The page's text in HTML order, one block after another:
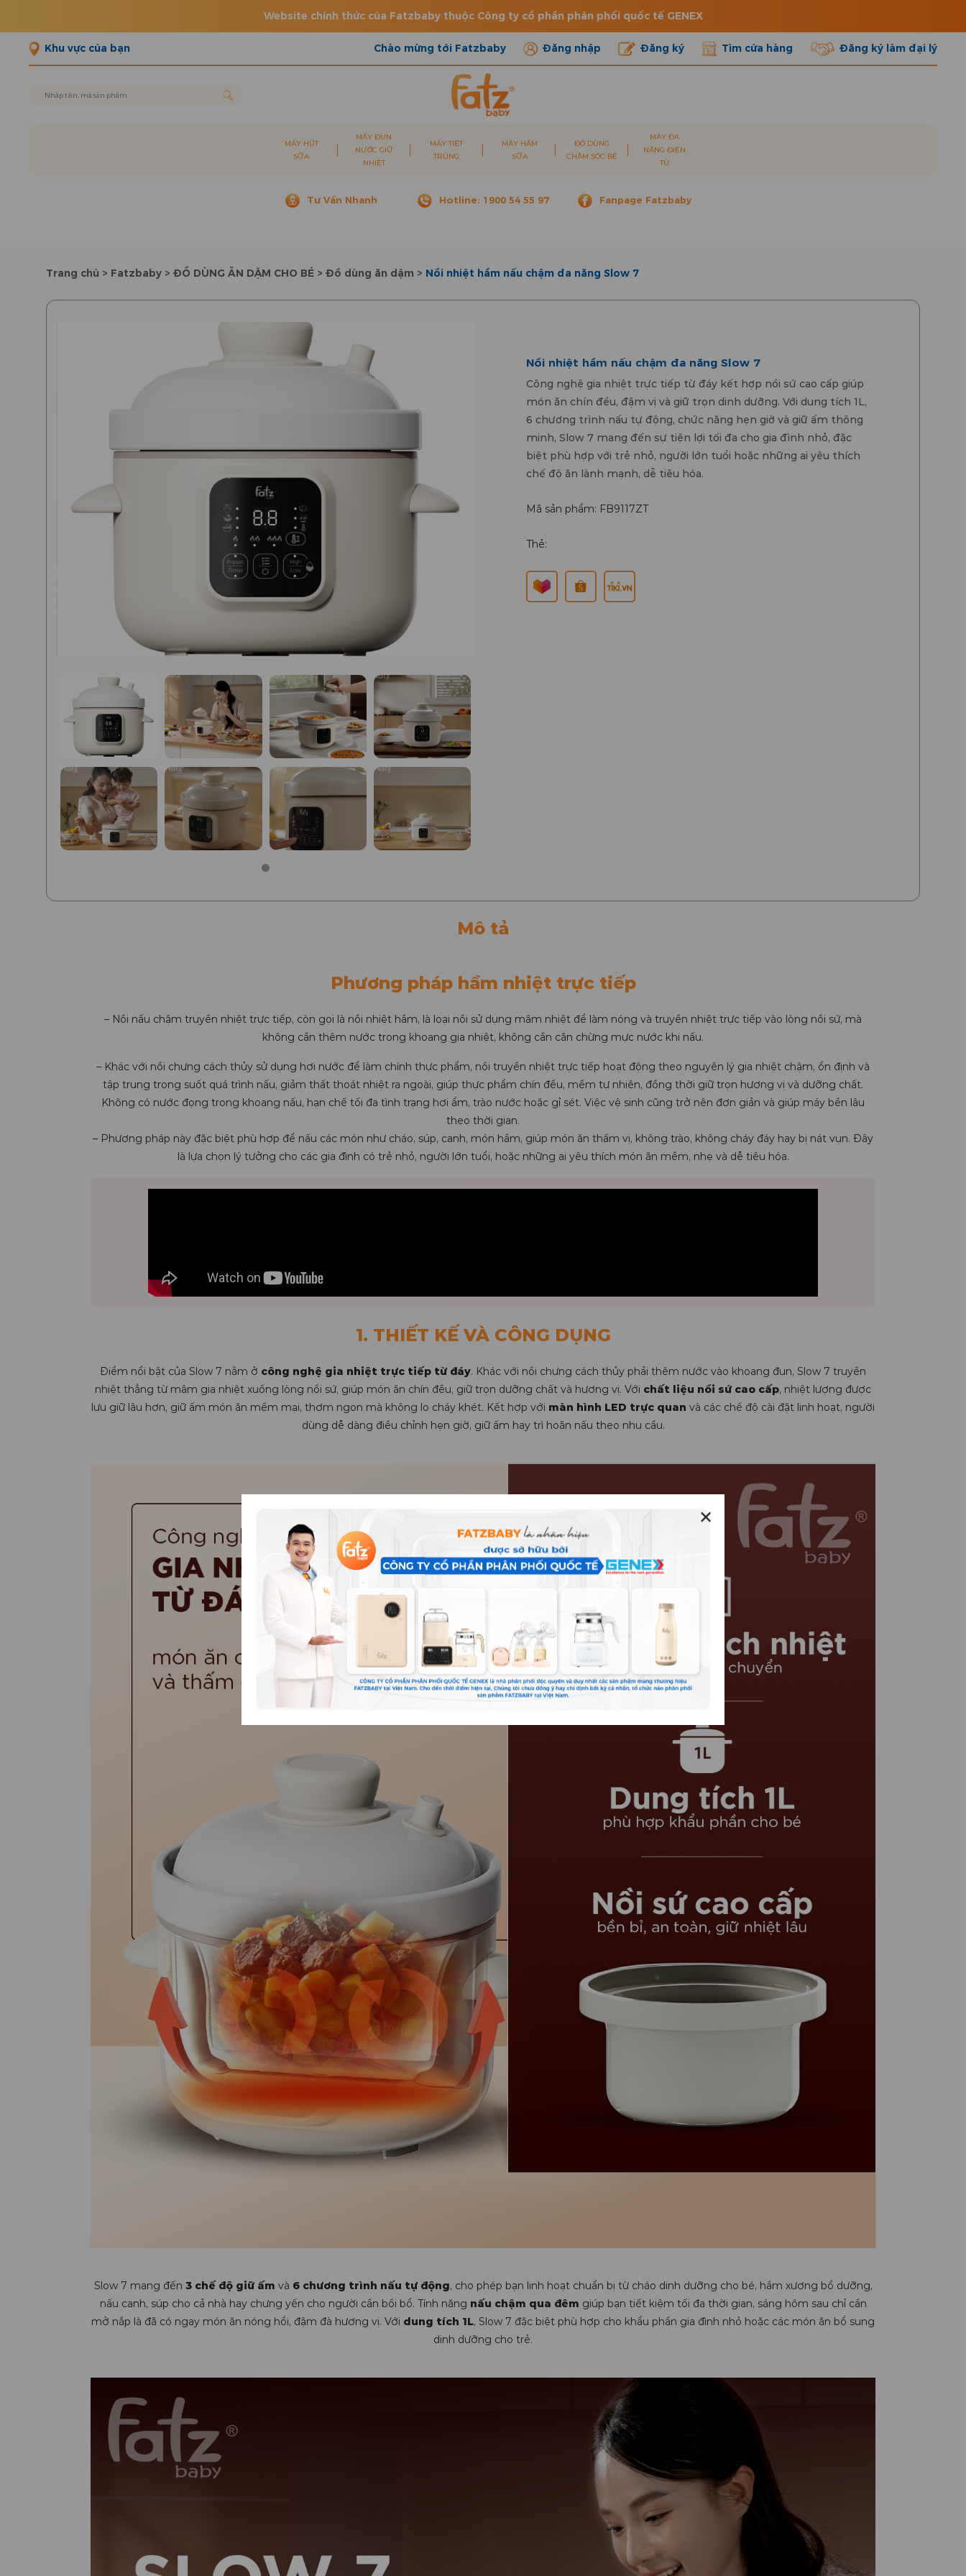
Website chính thức của Fatzbaby thuộc Công ty cổ phần phân phối quốc tế GENEX
Khu vực của bạn Chào mừng tới Fatzbaby Đăng nhập Đăng ký Tìm cửa hàng Đăng ký làm đại lý
MÁY HÚT
SỮA
MÁY ĐUN
NƯỚC GIỮ
NHIỆT
MÁY TIỆT
TRÙNG
MÁY HÂM
SỮA
ĐỒ DÙNG
CHĂM SÓC BÉ
MÁY ĐA
NĂNG ĐIỆN
TỬ
Tư Vấn Nhanh Hotline: 1900 54 55 97 Fanpage Fatzbaby
✕
Trang chủ > Fatzbaby > ĐỒ DÙNG ĂN DẶM CHO BÉ > Đồ dùng ăn dặm > Nồi nhiệt hầm nấu chậm đa năng Slow 7
Nồi nhiệt hầm nấu chậm đa năng Slow 7
Công nghệ gia nhiệt trực tiếp từ đáy kết hợp nồi sứ cao cấp giúp
món ăn chín đều, đậm vị và giữ trọn dinh dưỡng. Với dung tích 1L,
6 chương trình nấu tự động, chức năng hẹn giờ và giữ ấm thông
minh, Slow 7 mang đến sự tiện lợi tối đa cho gia đình nhỏ, đặc
biệt phù hợp với trẻ nhỏ, người lớn tuổi hoặc những ai yêu thích
chế độ ăn lành mạnh, dễ tiêu hóa.
Mã sản phẩm: FB9117ZT
Thẻ:
Mô tả
Phương pháp hầm nhiệt trực tiếp
– Nồi nấu chậm truyền nhiệt trực tiếp, còn gọi là nồi nhiệt hầm, là loại nồi sử dụng mâm nhiệt để làm nóng và truyền nhiệt trực tiếp vào lòng nồi sứ, mà
không cần thêm nước trong khoang gia nhiệt, không cần căn chừng mực nước khi nấu.
– Khác với nồi chưng cách thủy sử dụng hơi nước để làm chính thực phẩm, nồi truyền nhiệt trực tiếp hoạt động theo nguyên lý gia nhiệt chậm, ổn định và
tập trung trong suốt quá trình nấu, giảm thất thoát nhiệt ra ngoài, giúp thực phẩm chín đều, mềm tự nhiên, đồng thời giữ trọn hương vị và dưỡng chất.
Không có nước đọng trong khoang nấu, hạn chế tối đa tình trạng hơi ẩm, trào nước hoặc gỉ sét. Việc vệ sinh cũng trở nên đơn giản và giúp máy bền lâu
theo thời gian.
– Phương pháp này đặc biệt phù hợp để nấu các món như cháo, súp, canh, món hầm, giúp món ăn thấm vị, không trào, không cháy đáy hay bị nát vụn. Đây
là lựa chọn lý tưởng cho các gia đình có trẻ nhỏ, người lớn tuổi, hoặc những ai yêu thích món ăn mềm, nhẹ và dễ tiêu hóa.
1. THIẾT KẾ VÀ CÔNG DỤNG
Điểm nổi bật của Slow 7 nằm ở công nghệ gia nhiệt trực tiếp từ đáy. Khác với nồi chưng cách thủy phải thêm nước vào khoang đun, Slow 7 truyền
nhiệt thẳng từ mâm gia nhiệt xuống lòng nồi sứ, giúp món ăn chín đều, giữ trọn dưỡng chất và hương vị. Với chất liệu nồi sứ cao cấp, nhiệt lượng được
lưu giữ lâu hơn, giữ ấm món ăn mềm mại, thơm ngon mà không lo cháy khét. Kết hợp với màn hình LED trực quan và các chế độ cài đặt linh hoạt, người
dùng dễ dàng điều chỉnh hẹn giờ, giữ ấm hay trì hoãn nấu theo nhu cầu.
Slow 7 mang đến 3 chế độ giữ ấm và 6 chương trình nấu tự động, cho phép bạn linh hoạt chuẩn bị từ cháo dinh dưỡng cho bé, hầm xương bổ dưỡng,
nấu canh, súp cho cả nhà hay chưng yến cho người cần bồi bổ. Tính năng nấu chậm qua đêm giúp bạn tiết kiệm tối đa thời gian, sáng hôm sau chỉ cần
mở nắp là đã có ngay món ăn nóng hổi, đậm đà hương vị. Với dung tích 1L, Slow 7 đặc biệt phù hợp cho khẩu phần gia đình nhỏ hoặc các món ăn bổ sung
dinh dưỡng cho trẻ.